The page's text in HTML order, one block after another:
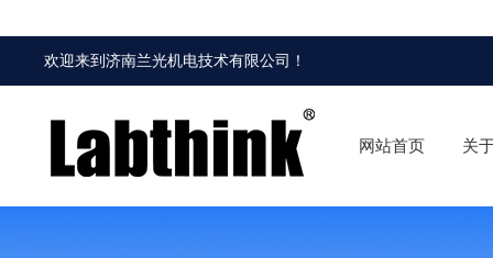
欢迎来到济南兰光机电技术有限公司 ！
网站首页 关